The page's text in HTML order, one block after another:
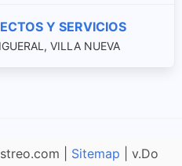
Y SERVICIOS
VILLA NUEVA
| Sitemap | v.Do